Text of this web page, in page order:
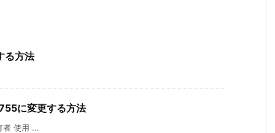
る方法
に変更する方法
者 使用 ...